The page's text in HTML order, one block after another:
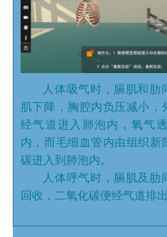
人体吸气时，膈肌和肋
肌下降，胸腔内负压减小，
经气道进入肺泡内，氧气
内，而毛细血管内由组织新
碳进入到肺泡内。
人体呼气时，膈肌及肋
回收，二氧化碳便经气道排出